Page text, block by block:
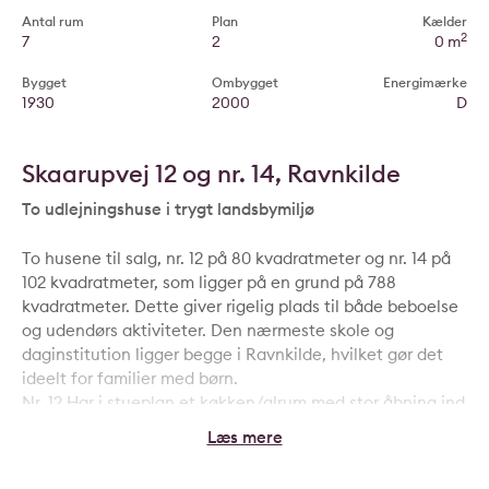
Antal rum
7
Bygget
1930
Plan
2
Ombygget
2000
Kælder
0 m2
Energimærke
D
Skaarupvej 12 og nr. 14, Ravnkilde
To udlejningshuse i trygt landsbymiljø
To husene til salg, nr. 12 på 80 kvadratmeter og nr. 14 på
102 kvadratmeter, som ligger på en grund på 788
kvadratmeter. Dette giver rigelig plads til både beboelse
og udendørs aktiviteter. Den nærmeste skole og
daginstitution ligger begge i Ravnkilde, hvilket gør det
ideelt for familier med børn.
Nr. 12 Har i stueplan et køkken/alrum med stor åbning ind
til to stuer, som sikre at hele familien kan være med i
hverdagens gøremål. Derudover er der et badeværelse.